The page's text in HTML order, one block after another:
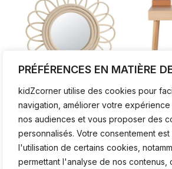
PRÉFÉRENCES EN MATIÈRE
kidZcorner utilise des cookies pour
navigation, améliorer votre
nos audiences et vous proposer des
personnalisés. Votre consentement
l'utilisation de certains cookies,
permettant l'analyse de nos contenus,
Miroir rond fleur en rotin